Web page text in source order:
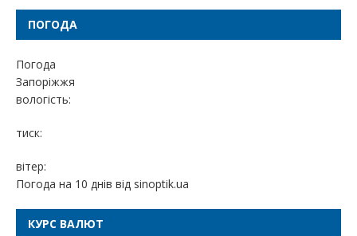
ПОГОДА
Погода
Запоріжжя
вологість:
тиск:
вітер:
Погода на 10 днів від sinoptik.ua
КУРС ВАЛЮТ